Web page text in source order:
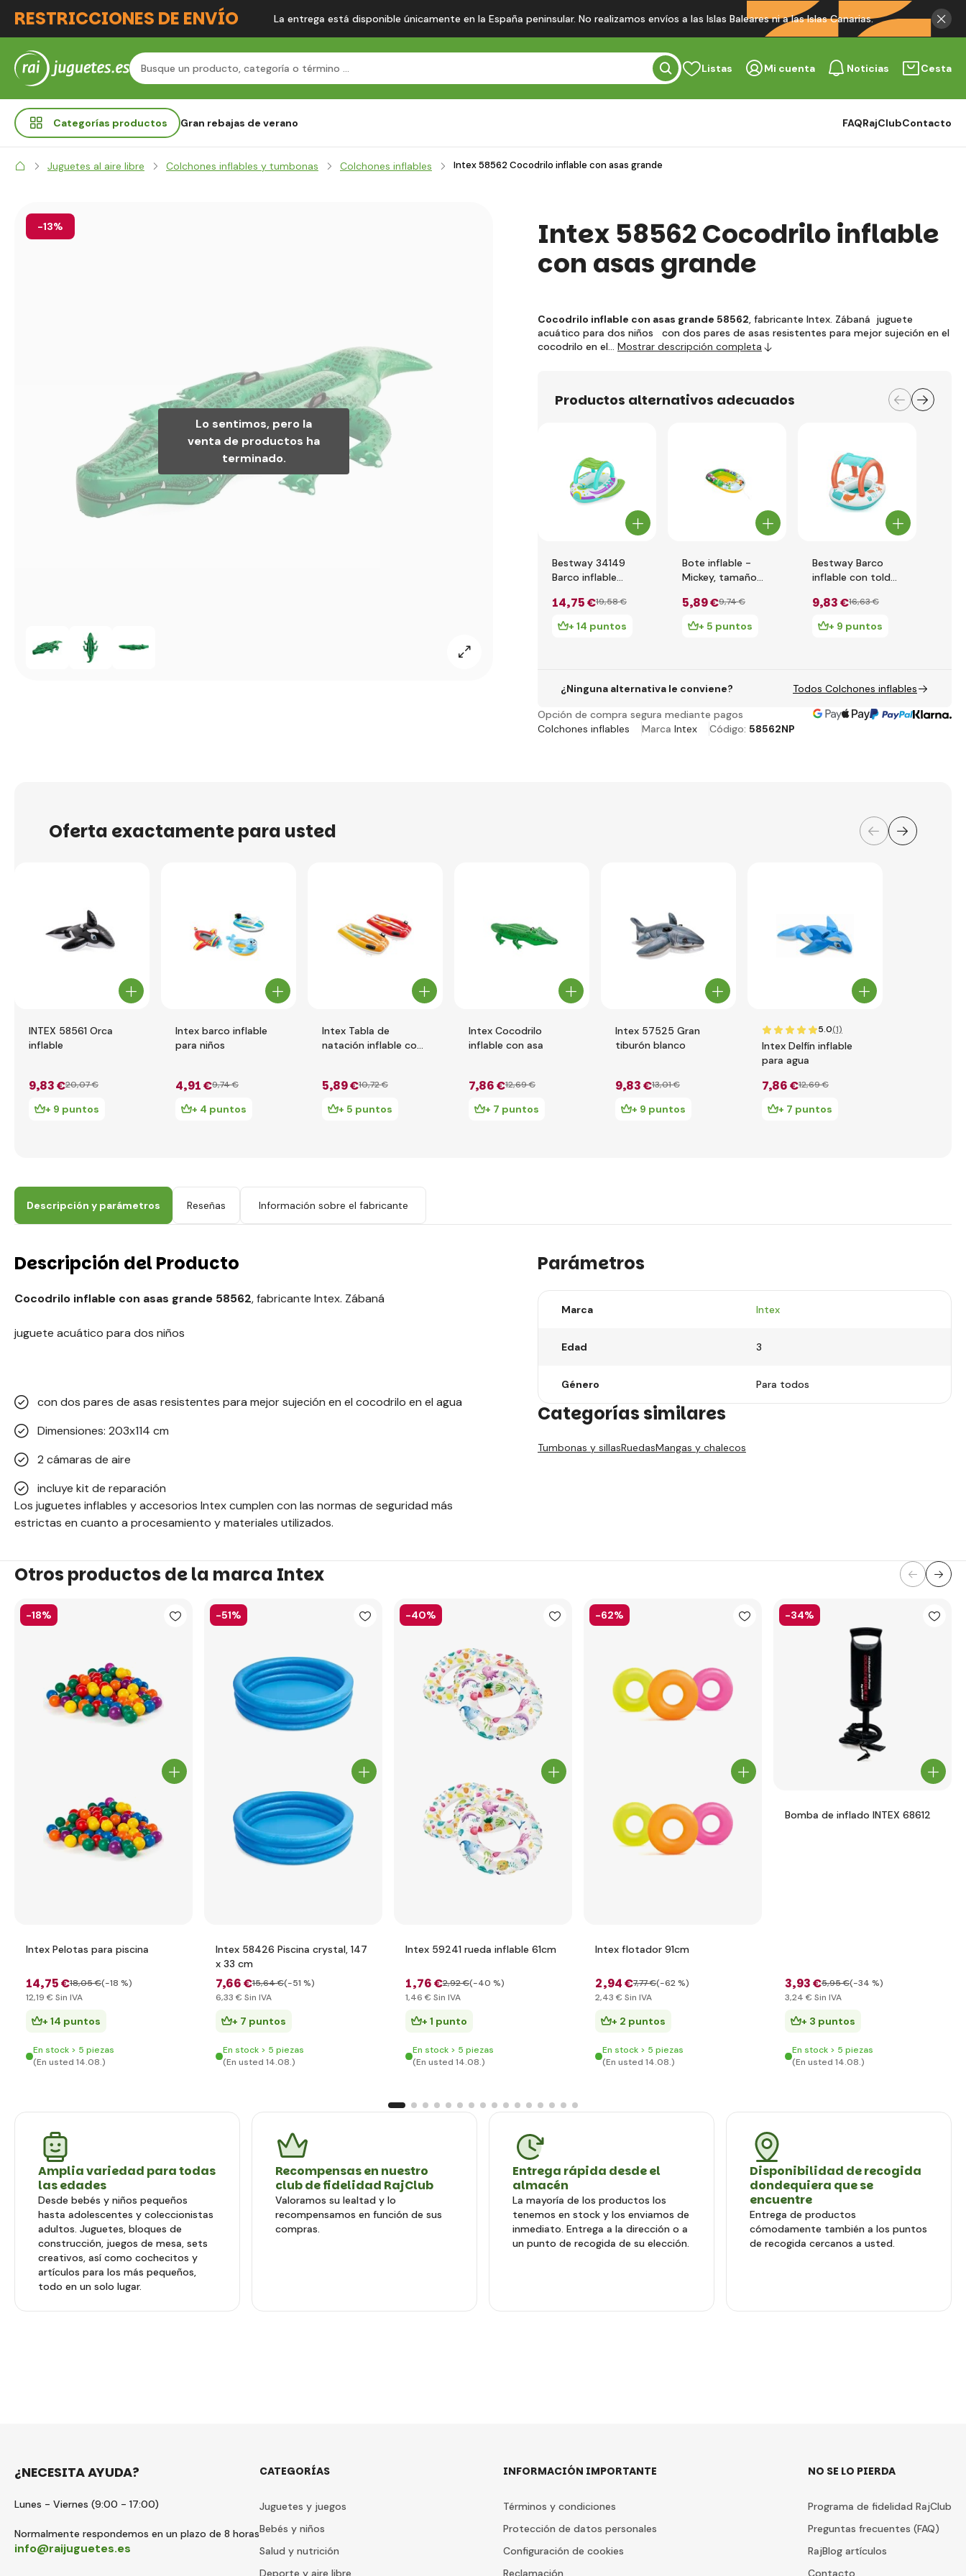
RESTRICCIONES DE ENVÍO La entrega está disponible únicamente en la España peninsular. No realizamos envíos a las Islas Baleares ni a las Islas Canarias.
Listas Mi cuenta Noticias Cesta
Categorías productos Gran rebajas de verano FAQRajClubContacto
Juguetes al aire libre Colchones inflables y tumbonas Colchones inflables Intex 58562 Cocodrilo inflable con asas grande
-13%
Lo sentimos, pero la
venta de productos ha
terminado.
Intex 58562 Cocodrilo inflable
con asas grande
Cocodrilo inflable con asas grande 58562, fabricante Intex. Zábaná juguete
acuático para dos niños con dos pares de asas resistentes para mejor sujeción en el
cocodrilo en el… Mostrar descripción completa
Productos alternativos adecuados
Bestway 34149
Barco inflable
espacial con toldo
solar 107 x 112 cm
14,75 €19,58 €
+ 14 puntos
Bote inflable -
Mickey, tamaño
5,89 €9,74 €
+ 5 puntos
Bestway Barco
inflable con toldo,
9,83 €16,63 €
+ 9 puntos
¿Ninguna alternativa le conviene?
Todos Colchones inflables
Opción de compra segura mediante pagos
Colchones inflables
Marca Intex Código: 58562NP
Oferta exactamente para usted
INTEX 58561 Orca
inflable
9,83 €20,07 €
+ 9 puntos
Intex barco inflable
para niños
4,91 €9,74 €
+ 4 puntos
Intex Tabla de
natación inflable con
5,89 €10,72 €
+ 5 puntos
Intex Cocodrilo
inflable con asa
7,86 €12,69 €
+ 7 puntos
Intex 57525 Gran
tiburón blanco
9,83 €13,01 €
+ 9 puntos
5.0(1)
Intex Delfín inflable
para agua
7,86 €12,69 €
+ 7 puntos
Descripción y parámetros Reseñas Información sobre el fabricante
Descripción del Producto
Cocodrilo inflable con asas grande 58562, fabricante Intex. Zábaná
juguete acuático para dos niños
con dos pares de asas resistentes para mejor sujeción en el cocodrilo en el agua
Dimensiones: 203x114 cm
2 cámaras de aire
incluye kit de reparación
Los juguetes inflables y accesorios Intex cumplen con las normas de seguridad más
estrictas en cuanto a procesamiento y materiales utilizados.
Parámetros
Marca Intex
Edad 3
Género Para todos
Categorías similares
Tumbonas y sillasRuedasMangas y chalecos
Otros productos de la marca Intex
-18%
Intex Pelotas para piscina
14,75 €18,05 €(-18 %)
12,19 € Sin IVA
+ 14 puntos
En stock > 5 piezas
(En usted 14.08.)
-51%
Intex 58426 Piscina crystal, 147
x 33 cm
7,66 €15,64 €(-51 %)
6,33 € Sin IVA
+ 7 puntos
En stock > 5 piezas
(En usted 14.08.)
-40%
Intex 59241 rueda inflable 61cm
1,76 €2,92 €(-40 %)
1,46 € Sin IVA
+ 1 punto
En stock > 5 piezas
(En usted 14.08.)
-62%
Intex flotador 91cm
2,94 €7,77 €(-62 %)
2,43 € Sin IVA
+ 2 puntos
En stock > 5 piezas
(En usted 14.08.)
-34%
Bomba de inflado INTEX 68612
3,93 €5,95 €(-34 %)
3,24 € Sin IVA
+ 3 puntos
En stock > 5 piezas
(En usted 14.08.)
Amplia variedad para todas
las edades
Desde bebés y niños pequeños
hasta adolescentes y coleccionistas
adultos. Juguetes, bloques de
construcción, juegos de mesa, sets
creativos, así como cochecitos y
artículos para los más pequeños,
todo en un solo lugar.
Recompensas en nuestro
club de fidelidad RajClub
Valoramos su lealtad y lo
recompensamos en función de sus
compras.
Entrega rápida desde el
almacén
La mayoría de los productos los
tenemos en stock y los enviamos de
inmediato. Entrega a la dirección o a
un punto de recogida de su elección.
Disponibilidad de recogida
dondequiera que se
encuentre
Entrega de productos
cómodamente también a los puntos
de recogida cercanos a usted.
¿NECESITA AYUDA?
Lunes - Viernes (9:00 - 17:00)
Normalmente respondemos en un plazo de 8 horas
info@raijuguetes.es
CATEGORÍAS
Juguetes y juegos
Bebés y niños
Salud y nutrición
Deporte y aire libre
INFORMACIÓN IMPORTANTE
Términos y condiciones
Protección de datos personales
Configuración de cookies
Reclamación
NO SE LO PIERDA
Programa de fidelidad RajClub
Preguntas frecuentes (FAQ)
RajBlog artículos
Contacto